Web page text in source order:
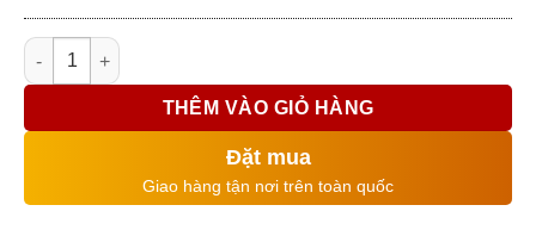
3P,
FUJIFA
năng
Máy tời điện đa năng FUJIFA KCD 1000/2000, 3P, 220V số
THÊM VÀO GIỎ HÀNG
Đặt mua
Giao hàng tận nơi trên toàn quốc